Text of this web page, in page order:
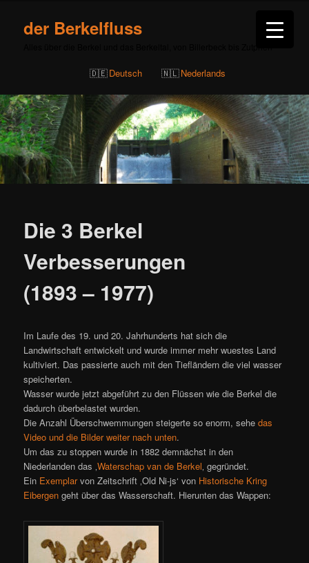
der Berkelfluss
Deutsch Nederlands
Die 3 Berkel
Verbesserungen
(1893 – 1977)
Im Laufe des 19. und 20. Jahrhunderts hat sich die
Landwirtschaft entwickelt und wurde immer mehr wuestes Land
kultiviert. Das passierte auch mit den Tiefländern die viel wasser
speicherten.
Wasser wurde jetzt abgeführt zu den Flüssen wie die Berkel die
dadurch überbelastet wurden.
Die Anzahl Überschwemmungen steigerte so enorm, sehedas
Video und die Bilder weiter nach unten.
Um das zu stoppen wurde in 1882 demnächst in den
Niederlanden das ‚Waterschap van de Berkel‚ gegründet.
Ein Exemplarvon Zeitschrift ‚Old Ni-js‘ von Historische Kring
Eibergen geht über das Wasserschaft. Hierunten das Wappen: